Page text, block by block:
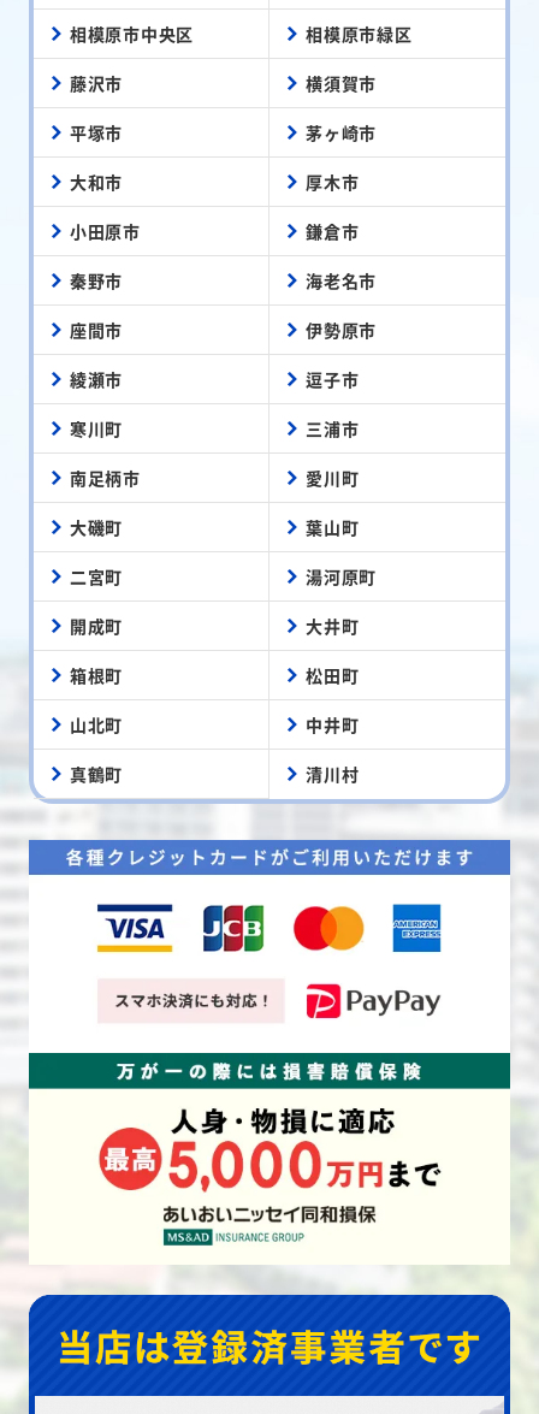
相模原市中央区 相模原市緑区
藤沢市 横須賀市
平塚市 茅ヶ崎市
大和市 厚木市
小田原市 鎌倉市
秦野市 海老名市
座間市 伊勢原市
綾瀬市 逗子市
寒川町 三浦市
南足柄市 愛川町
大磯町 葉山町
二宮町 湯河原町
開成町 大井町
箱根町 松田町
山北町 中井町
真鶴町 清川村